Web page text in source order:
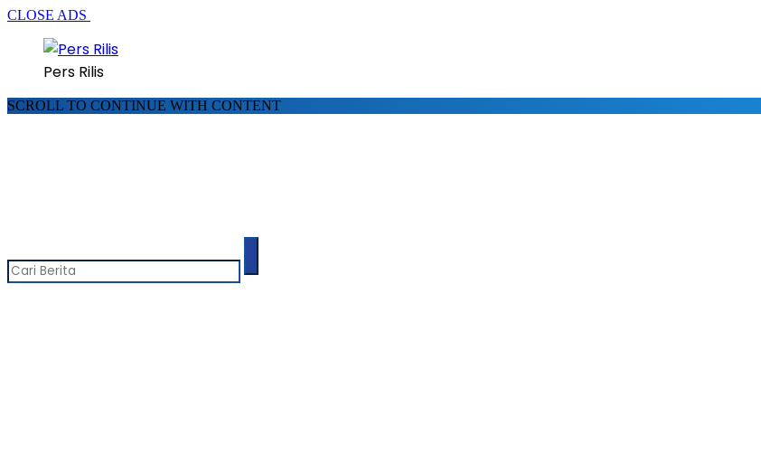
CLOSE ADS
Pers Rilis
SCROLL TO CONTINUE WITH CONTENT